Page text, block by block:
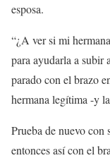
esposa.
“¿A ver si mi
para ayudarla a subir
parado con el brazo
hermana legítima -y
Prueba de nuevo con
entonces así con el